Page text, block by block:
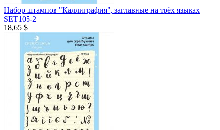
Набор штампов "Каллиграфия", заглавные на трёх языках
SET105-2
18,65 $